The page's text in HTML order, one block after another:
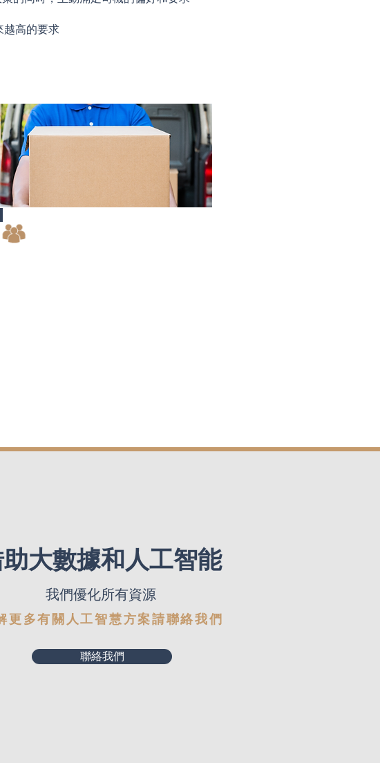
越高的要求
大數據和人工智能
我們優化所有資源
更多有關人工智慧方案請聯絡我們
聯絡我們